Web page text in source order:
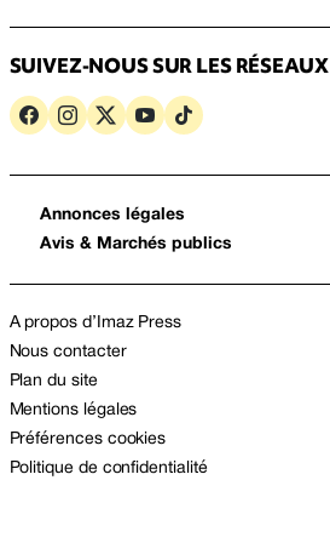
SUIVEZ-NOUS SUR LES RÉSEAUX
Annonces légales
Avis & Marchés publics
A propos d’Imaz Press
Nous contacter
Plan du site
Mentions légales
Préférences cookies
Politique de confidentialité